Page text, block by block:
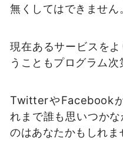
無くしてはできません
現在あるサービスを
うこともプログラム次
TwitterやFacebook
れまで誰も思いつか
のはあなたかもしれま